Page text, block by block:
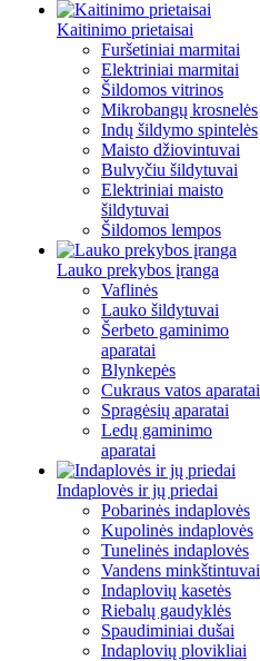
Kaitinimo prietaisai
Furšetiniai marmitai
Elektriniai marmitai
Šildomos vitrinos
Mikrobangų krosnelės
Indų šildymo spintelės
Maisto džiovintuvai
Bulvyčiu šildytuvai
Elektriniai maisto
šildytuvai
Šildomos lempos
Lauko prekybos įranga
Vaflinės
Lauko šildytuvai
Šerbeto gaminimo
aparatai
Blynkepės
Cukraus vatos aparatai
Spragėsių aparatai
Ledų gaminimo
aparatai
Indaplovės ir jų priedai
Pobarinės indaplovės
Kupolinės indaplovės
Tunelinės indaplovės
Vandens minkštintuvai
Indaplovių kasetės
Riebalų gaudyklės
Spaudiminiai dušai
Indaplovių plovikliai